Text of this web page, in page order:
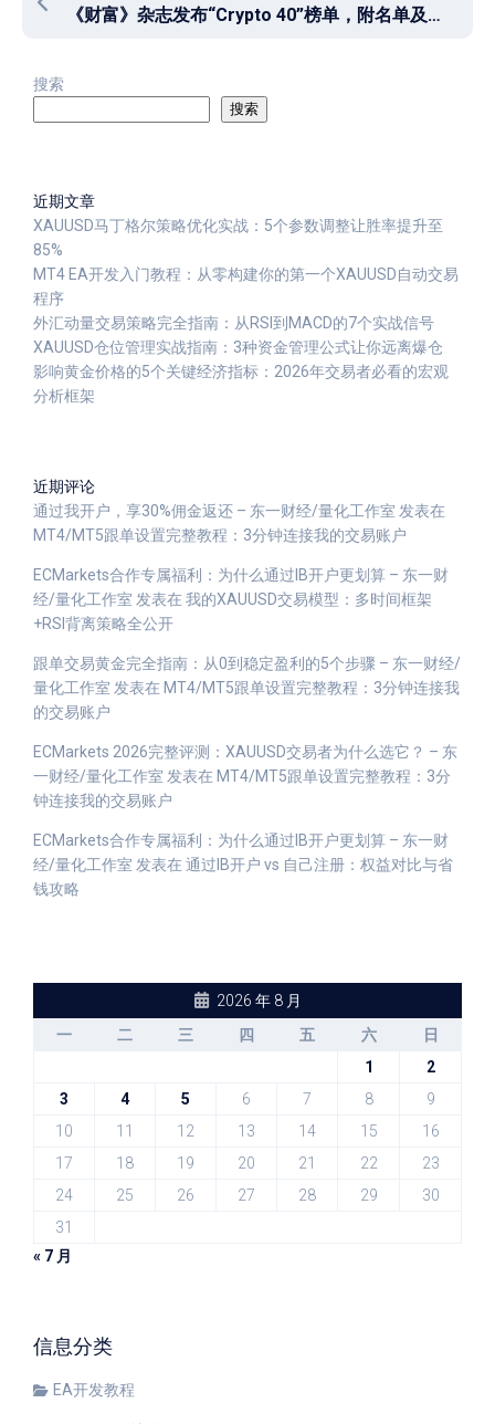
《财富》杂志发布“Crypto 40”榜单，附名单及选取标准
搜索
搜索
近期文章
XAUUSD马丁格尔策略优化实战：5个参数调整让胜率提升至
85%
MT4 EA开发入门教程：从零构建你的第一个XAUUSD自动交易
程序
外汇动量交易策略完全指南：从RSI到MACD的7个实战信号
XAUUSD仓位管理实战指南：3种资金管理公式让你远离爆仓
影响黄金价格的5个关键经济指标：2026年交易者必看的宏观
分析框架
近期评论
通过我开户，享30%佣金返还 – 东一财经/量化工作室 发表在
MT4/MT5跟单设置完整教程：3分钟连接我的交易账户
ECMarkets合作专属福利：为什么通过IB开户更划算 – 东一财
经/量化工作室 发表在 我的XAUUSD交易模型：多时间框架
+RSI背离策略全公开
跟单交易黄金完全指南：从0到稳定盈利的5个步骤 – 东一财经/
量化工作室 发表在 MT4/MT5跟单设置完整教程：3分钟连接我
的交易账户
ECMarkets 2026完整评测：XAUUSD交易者为什么选它？ – 东
一财经/量化工作室 发表在 MT4/MT5跟单设置完整教程：3分
钟连接我的交易账户
ECMarkets合作专属福利：为什么通过IB开户更划算 – 东一财
经/量化工作室 发表在 通过IB开户 vs 自己注册：权益对比与省
钱攻略
2026 年 8 月
一
二 三 四 五 六
日
1
2
3
4 5 6 7 8
9
10
11 12 13 14 15
16
17
18 19 20 21 22
23
24
25 26 27 28 29
30
31
« 7 月
信息分类
EA开发教程